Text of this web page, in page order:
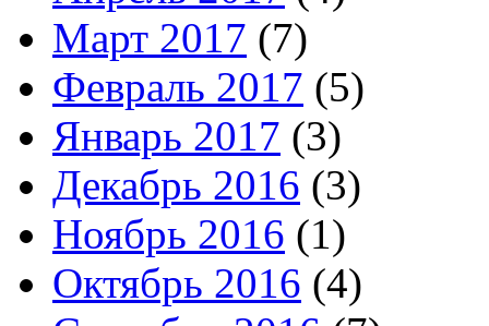
Март 2017 (7)
Февраль 2017 (5)
Январь 2017 (3)
Декабрь 2016 (3)
Ноябрь 2016 (1)
Октябрь 2016 (4)